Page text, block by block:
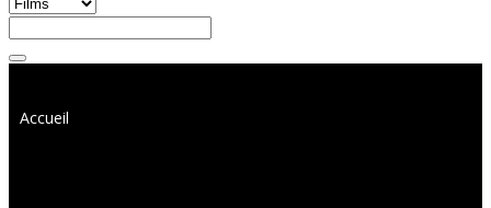
Accueil